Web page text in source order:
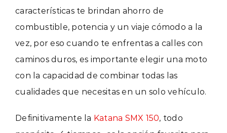
características te brindan ahorro de
combustible, potencia y un viaje cómodo a la
vez, por eso cuando te enfrentas a calles con
caminos duros, es importante elegir una moto
con la capacidad de combinar todas las
cualidades que necesitas en un solo vehículo.
Definitivamente la Katana SMX 150, todo